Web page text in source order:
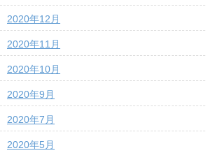
2020年12月
2020年11月
2020年10月
2020年9月
2020年7月
2020年5月